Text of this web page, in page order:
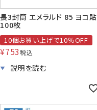
長3封筒 エメラルド 85 ヨコ貼
100枚
10個お買い上げで10％OFF
¥753税込